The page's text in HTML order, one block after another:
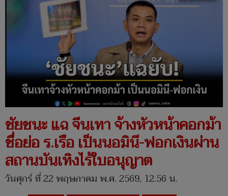
ชัยชนะ แฉ จีนเทา จ้างหัวหน้าคอกม้า
ชื่อย่อ ร.เรือ เป็นนอมินี-ฟอกเงินผ่าน
สถานบันเทิงไร้ใบอนุญาต
วันศุกร์ ที่ 22 พฤษภาคม พ.ศ. 2569, 12.56 น.